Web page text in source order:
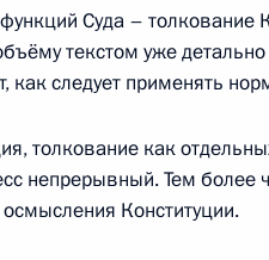
Суда – толкование
текстом уже
как следует применять
толкование как
непрерывный. Тем более
Конституции.